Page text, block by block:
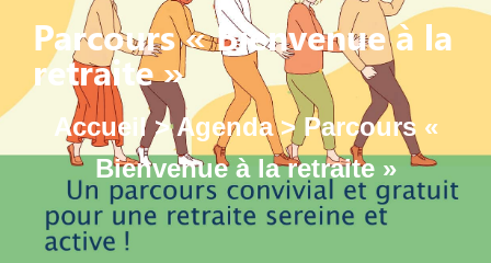
Parcours « Bienvenue à la
retraite »
Accueil>Agenda> Parcours «
Bienvenue à la retraite »